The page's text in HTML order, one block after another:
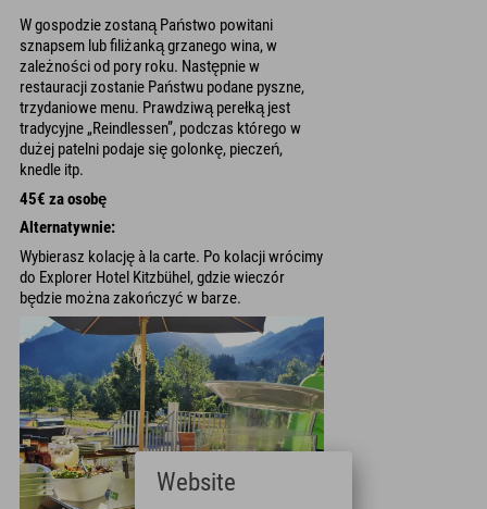
W gospodzie zostaną Państwo powitani
sznapsem lub filiżanką grzanego wina, w
zależności od pory roku. Następnie w
restauracji zostanie Państwu podane pyszne,
trzydaniowe menu. Prawdziwą perełką jest
tradycyjne „Reindlessen”, podczas którego w
dużej patelni podaje się golonkę, pieczeń,
knedle itp.
45€ za osobę
Alternatywnie:
Wybierasz kolację à la carte. Po kolacji wrócimy
do Explorer Hotel Kitzbühel, gdzie wieczór
będzie można zakończyć w barze.
Website